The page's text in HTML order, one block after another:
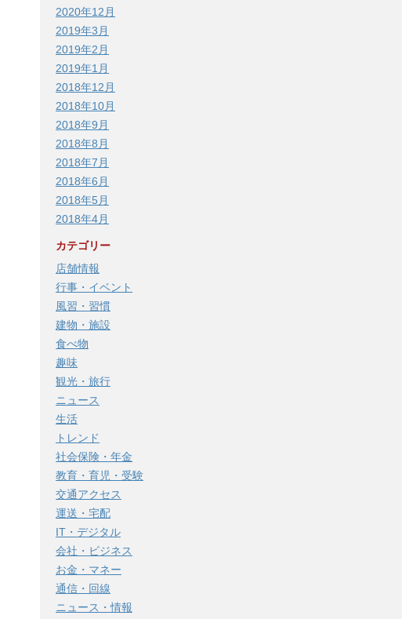
2020年12月
2019年3月
2019年2月
2019年1月
2018年12月
2018年10月
2018年9月
2018年8月
2018年7月
2018年6月
2018年5月
2018年4月
カテゴリー
店舗情報
行事・イベント
風習・習慣
建物・施設
食べ物
趣味
観光・旅行
ニュース
生活
トレンド
社会保険・年金
教育・育児・受験
交通アクセス
運送・宅配
IT・デジタル
会社・ビジネス
お金・マネー
通信・回線
ニュース・情報